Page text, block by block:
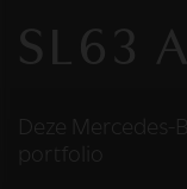
SL63
Deze Mercedes-
portfolio